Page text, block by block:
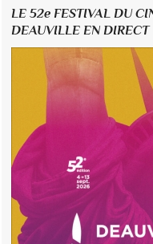
LE 52e FESTIVAL DU
DEAUVILLE EN DIRECT